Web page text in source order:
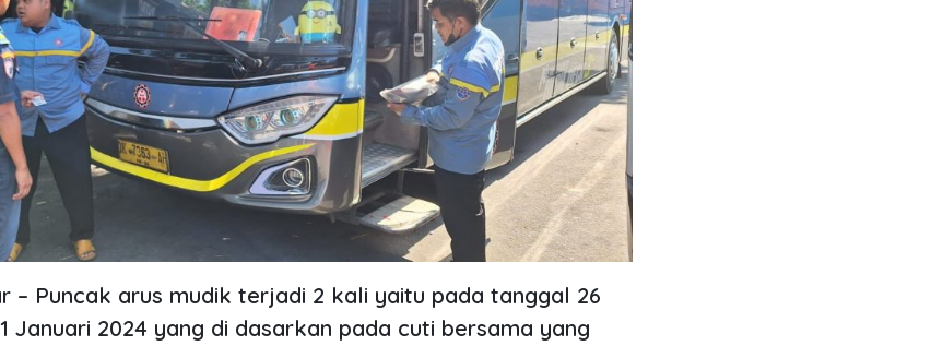
– Puncak arus mudik terjadi 2 kali yaitu pada tanggal 26
Januari 2024 yang di dasarkan pada cuti bersama yang